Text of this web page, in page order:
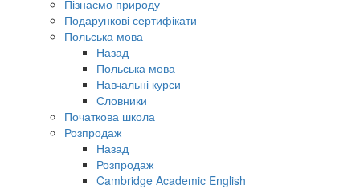
Пізнаємо природу
Подарункові сертифікати
Польська мова
Назад
Польська мова
Навчальні курси
Словники
Початкова школа
Розпродаж
Назад
Розпродаж
Cambridge Academic English